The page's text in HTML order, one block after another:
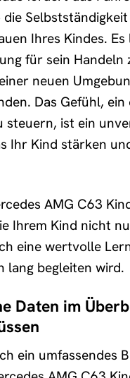
Ihres Kindes.
für sein Handeln
neuen
Das Gefühl, ein
steuern, ist ein
Ihr Kind stärken
AMG C63
Ihrem Kind nicht
eine wertvolle
lang begleiten wird.
Daten im
ein umfassendes